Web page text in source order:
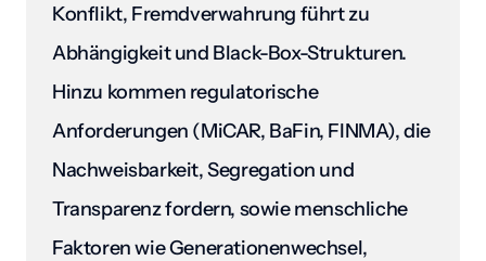
Konflikt, Fremdverwahrung führt zu
Abhängigkeit und Black-Box-Strukturen.
Hinzu kommen regulatorische
Anforderungen (MiCAR, BaFin, FINMA), die
Nachweisbarkeit, Segregation und
Transparenz fordern, sowie menschliche
Faktoren wie Generationenwechsel,